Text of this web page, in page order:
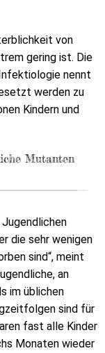
von
gering ist. Die
nennt
werden zu
Kindern und
Mutanten
die sehr wenigen
sind“, meint
an
im üblichen
sind für
fast alle Kinder
Monaten wieder